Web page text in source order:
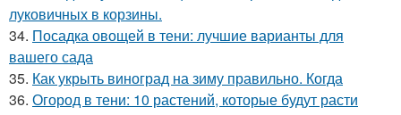
луковичных в корзины.
34. Посадка овощей в тени: лучшие варианты для
вашего сада
35. Как укрыть виноград на зиму правильно. Когда
36. Огород в тени: 10 растений, которые будут расти